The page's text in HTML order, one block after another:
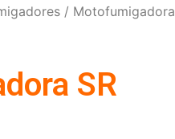
/ Motofumigadora
SR